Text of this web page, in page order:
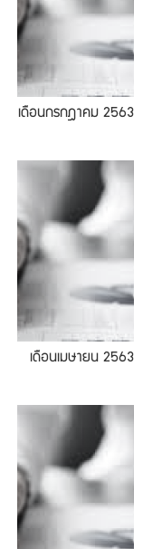
เดือนกรกฎาคม 2563
เดือนเมษายน 2563